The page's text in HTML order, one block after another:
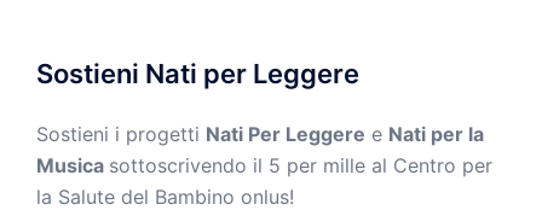
Sostieni Nati per Leggere
Sostieni i progetti Nati Per Leggere e Nati per la
Musica sottoscrivendo il 5 per mille al Centro per
la Salute del Bambino onlus!